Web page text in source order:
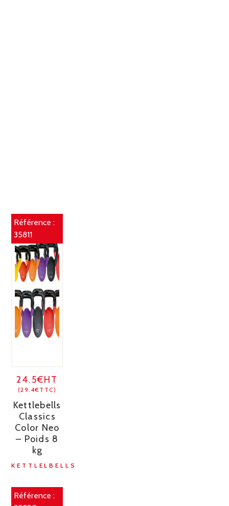
Référence :
35811
24.5€HT
(29.4€TTC)
Kettlebells
Classics
Color Neo
– Poids 8
kg
KETTLELBELLS
Référence :